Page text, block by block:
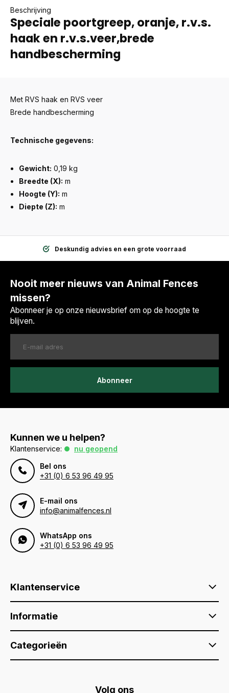
Beschrijving
Speciale poortgreep, oranje, r.v.s.
haak en r.v.s.veer,brede
handbescherming
Met RVS haak en RVS veer
Brede handbescherming
Technische gegevens:
Gewicht: 0,19 kg
Breedte (X): m
Hoogte (Y): m
Diepte (Z): m
Deskundig advies en een grote voorraad
Nooit meer nieuws van Animal Fences
missen?
Abonneer je op onze nieuwsbrief om op de hoogte te
blijven.
Abonneer
Kunnen we u helpen?
Klantenservice:
nu geopend
Bel ons
+31 (0) 6 53 96 49 95
E-mail ons
info@animalfences.nl
WhatsApp ons
+31 (0) 6 53 96 49 95
Klantenservice
Informatie
Categorieën
Volg ons